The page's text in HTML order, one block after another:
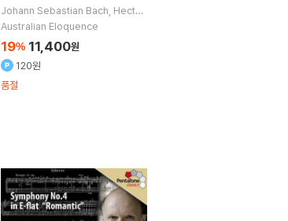
Johann Sebastian Bach Hector
Berlioz Emmanuel Chabrier
Australian Eloquence
19% 11,400원
120원
품절